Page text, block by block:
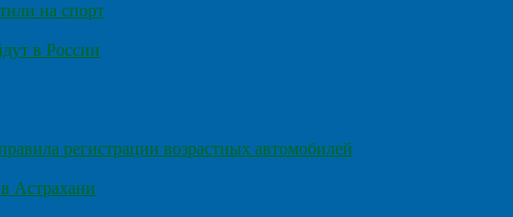
на спорт
в России
регистрации возрастных автомобилей
Астрахани